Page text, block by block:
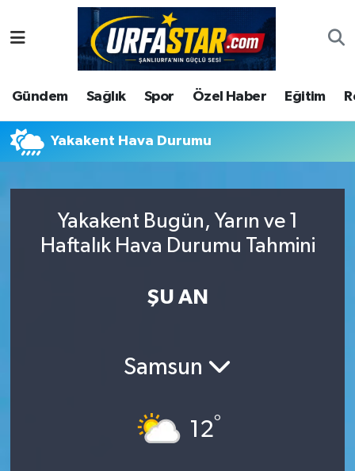
Gündem Sağlık Spor Özel Haber Eğitim
Yakakent Hava Durumu
Yakakent Bugün, Yarın ve 1
Haftalık Hava Durumu Tahmini
ŞU AN
Samsun
12°
ASAYİS
ÇEVRE
DUNYA
Ekonomi
Şanlıurfa Nöbetçi Eczaneler
Şanlıurfa Hava Durumu
Şanlıurfa Namaz Vakitleri
Süper Lig Puan Durumu ve Fikstür
Son Dakika Haberleri